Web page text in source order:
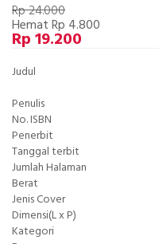
Rp 24.000
Hemat Rp 4.800
Rp 19.200
Judul
Penulis
No. ISBN
Penerbit
Tanggal terbit
Jumlah Halaman
Berat
Jenis Cover
Dimensi(L x P)
Kategori